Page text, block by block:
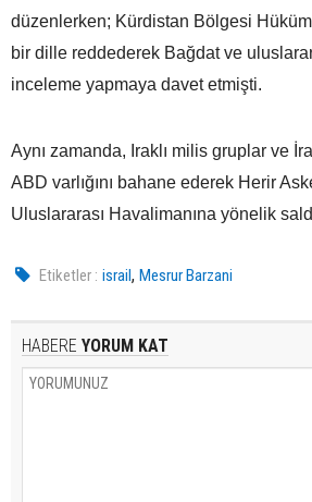
düzenlerken; Kürdistan Bölgesi
bir dille reddederek Bağdat ve
inceleme yapmaya davet etmişti.
Aynı zamanda, Iraklı milis gruplar ve
ABD varlığını bahane ederek Herir
Uluslararası Havalimanına yönelik
Etiketler : israil,Mesrur Barzani
HABERE YORUM KAT